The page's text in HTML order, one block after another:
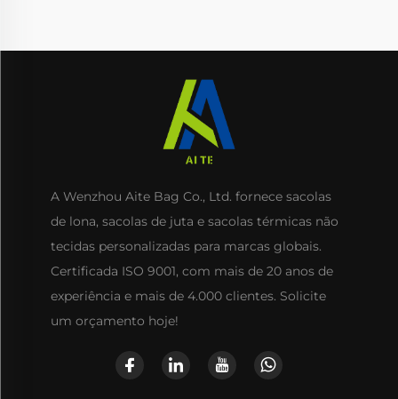
A Wenzhou Aite Bag Co., Ltd. fornece sacolas
de lona, sacolas de juta e sacolas térmicas não
tecidas personalizadas para marcas globais.
Certificada ISO 9001, com mais de 20 anos de
experiência e mais de 4.000 clientes. Solicite
um orçamento hoje!